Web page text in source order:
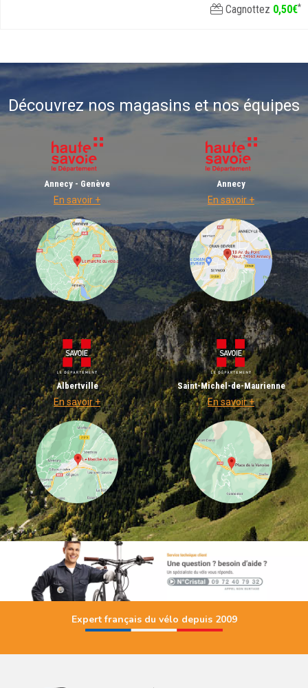
Cagnottez 0,50€*
Découvrez nos magasins et nos équipes
Annecy - Genève
En savoir +
Annecy
En savoir +
Albertville
En savoir +
Saint-Michel-de-Maurienne
En savoir +
Expert français du vélo depuis 2009